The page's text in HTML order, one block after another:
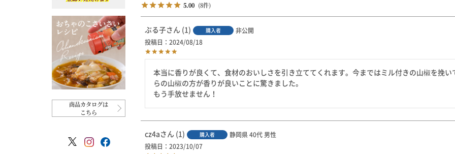
商品カタログは
こちら
5.00 8
ぶる子 1 購入者
非公開
投稿日
2024/08/18
本当に香りが良くて、食材のおいしさを引き立ててくれます。今まではミル付きの山椒を挽
らの山椒の方が香りが良いことに驚きました。
もう手放せません！
cz4a 1 購入者 静岡県 40代 男性
投稿日
2023/10/07